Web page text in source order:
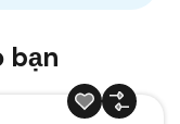
bạn